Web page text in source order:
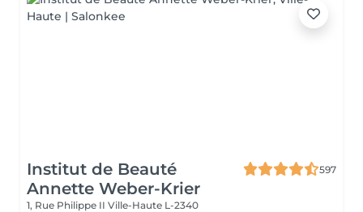
Institut de Beauté
Annette Weber-Krier
597
1, Rue Philippe II Ville-Haute L-2340